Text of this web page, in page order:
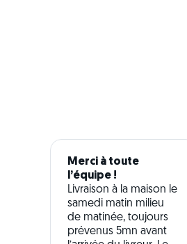
Merci à toute
l’équipe !
Livraison à la maison le
samedi matin milieu
de matinée, toujours
prévenus 5mn avant